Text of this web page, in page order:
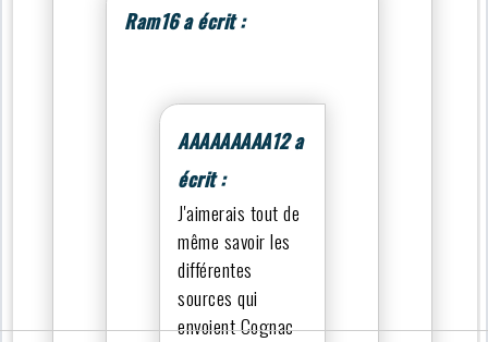
Ram16 a écrit :
AAAAAAAAA12 a
écrit :
J'aimerais tout de
même savoir les
différentes
sources qui
envoient Cognac